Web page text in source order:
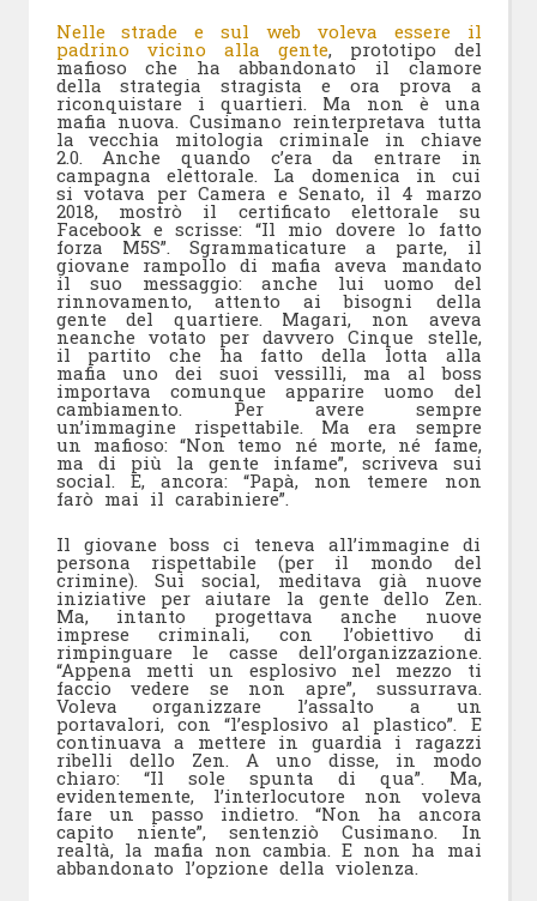
Nelle strade e sul web voleva essere il
padrino vicino alla gente, prototipo del
mafioso che ha abbandonato il clamore
della strategia stragista e ora prova a
riconquistare i quartieri. Ma non è una
mafia nuova. Cusimano reinterpretava tutta
la vecchia mitologia criminale in chiave
2.0. Anche quando c’era da entrare in
campagna elettorale. La domenica in cui
si votava per Camera e Senato, il 4 marzo
2018, mostrò il certificato elettorale su
Facebook e scrisse: “Il mio dovere lo fatto
forza M5S”. Sgrammaticature a parte, il
giovane rampollo di mafia aveva mandato
il suo messaggio: anche lui uomo del
rinnovamento, attento ai bisogni della
gente del quartiere. Magari, non aveva
neanche votato per davvero Cinque stelle,
il partito che ha fatto della lotta alla
mafia uno dei suoi vessilli, ma al boss
importava comunque apparire uomo del
cambiamento. Per avere sempre
un’immagine rispettabile. Ma era sempre
un mafioso: “Non temo né morte, né fame,
ma di più la gente infame”, scriveva sui
social. E, ancora: “Papà, non temere non
farò mai il carabiniere”.
Il giovane boss ci teneva all’immagine di
persona rispettabile (per il mondo del
crimine). Sui social, meditava già nuove
iniziative per aiutare la gente dello Zen.
Ma, intanto progettava anche nuove
imprese criminali, con l’obiettivo di
rimpinguare le casse dell’organizzazione.
“Appena metti un esplosivo nel mezzo ti
faccio vedere se non apre”, sussurrava.
Voleva organizzare l’assalto a un
portavalori, con “l’esplosivo al plastico”. E
continuava a mettere in guardia i ragazzi
ribelli dello Zen. A uno disse, in modo
chiaro: “Il sole spunta di qua”. Ma,
evidentemente, l’interlocutore non voleva
fare un passo indietro. “Non ha ancora
capito niente”, sentenziò Cusimano. In
realtà, la mafia non cambia. E non ha mai
abbandonato l’opzione della violenza.